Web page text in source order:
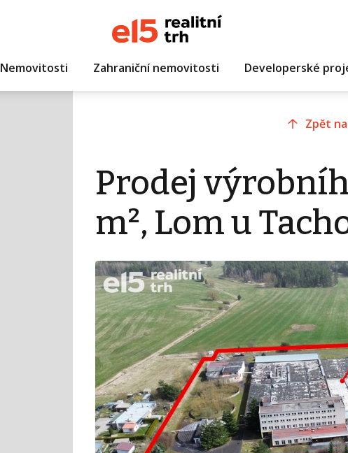
Nemovitosti Zahraniční nemovitosti Developerské
Zpět
Prodej
m², Lom u